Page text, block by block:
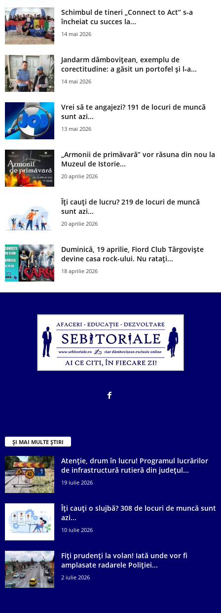
Schimbul de tineri „Connect to Act” s-a
încheiat cu succes la...
14 mai 2026
Jandarm dâmbovițean, exemplu de
corectitudine: a găsit un portofel și l‑a...
14 mai 2026
Vrei să te angajezi? 191 de locuri de muncă
sunt azi...
13 mai 2026
„Armonii de primăvară” vor răsuna din nou la
Muzeul de Istorie...
20 aprilie 2026
Îți cauți de lucru? 219 de locuri de muncă
sunt azi...
20 aprilie 2026
Duminică, 19 aprilie, Fiord Club Târgoviște
devine casa rock-ului. Nu ratați...
18 aprilie 2026
ȘI MAI MULTE ȘTIRI
Atenție, drum în lucru! Programul lucrărilor
de infrastructură rutieră din județul...
19 iulie 2026
Îți cauți o slujbă? 308 de locuri de muncă sunt
azi...
10 iulie 2026
Fiți prudenți la volan! Iată unde vor fi
amplasate radarele Poliției...
2 iulie 2026